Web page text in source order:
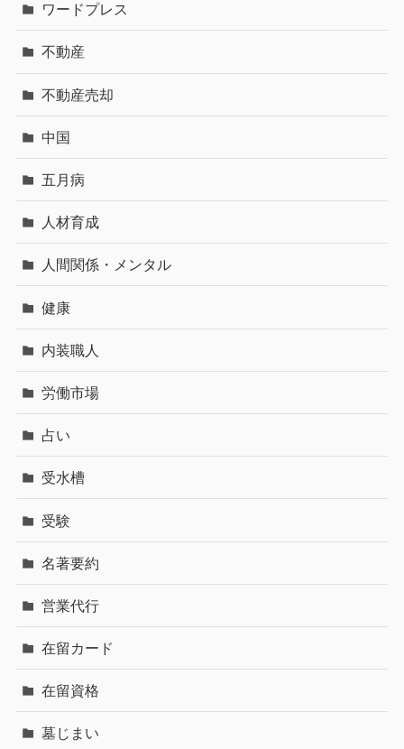
ワードプレス
不動産
不動産売却
中国
五月病
人材育成
人間関係・メンタル
健康
内装職人
労働市場
占い
受水槽
受験
名著要約
営業代行
在留カード
在留資格
墓じまい